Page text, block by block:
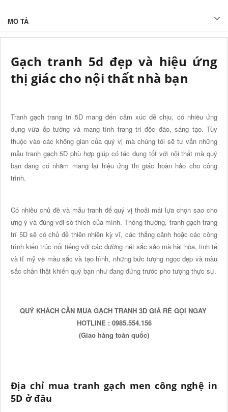
MÔ TẢ
Gạch tranh 5d đẹp và hiệu ứng
thị giác cho nội thất nhà bạn
Tranh gạch trang trí 5D mang đến cảm xúc dễ chịu, có nhiều ứng
dụng vừa ốp tường và mang tính trang trí độc đáo, sáng tạo. Tùy
thuộc vào các không gian của quý vị mà chúng tôi sẽ tư vấn những
mẫu tranh gạch 5D phù hợp giúp có tác dụng tốt với nội thất mà quý
bạn đang có nhằm mang lại hiệu ứng thị giác hoàn hảo cho công
trình.
Có nhiều chủ đề và mẫu tranh để quý vị thoải mái lựa chọn sao cho
ưng ý và đúng với sở thích của mình. Thông thường, tranh gạch trang
trí 5D sẽ có chủ đề thiên nhiên kỳ vĩ, các thắng cảnh hoặc các công
trình kiến trúc nổi tiếng với các đường nét sắc sảo mà hài hòa, tinh tế
và tỉ mỷ về màu sắc và tạo hình, những bức tượng ngọc đẹp và màu
sắc chân thật khiến quý bạn như đang đứng trước pho tượng thực sự.
QUÝ KHÁCH CẦN MUA GẠCH TRANH 3D GIÁ RẺ GỌI NGAY
HOTLINE : 0985.554.156
(Giao hàng toàn quốc)
Địa chỉ mua tranh gạch men công nghệ in
5D ở đâu